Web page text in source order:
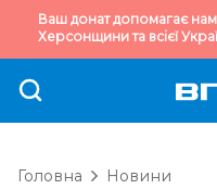
Ваш донат допомагає
Херсонщини та всієї
Головна Новини